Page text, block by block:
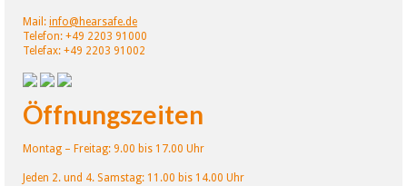
Mail: info@hearsafe.de
Telefon: +49 2203 91000
Telefax: +49 2203 91002
Öffnungszeiten
Montag – Freitag: 9.00 bis 17.00 Uhr
Jeden 2. und 4. Samstag: 11.00 bis 14.00 Uhr